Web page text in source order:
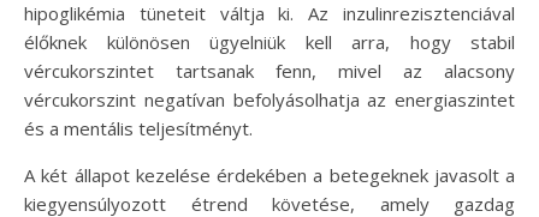
hipoglikémia tüneteit váltja ki. Az inzulinrezisztenciával
élőknek különösen ügyelniük kell arra, hogy stabil
vércukorszintet tartsanak fenn, mivel az alacsony
vércukorszint negatívan befolyásolhatja az energiaszintet
és a mentális teljesítményt.
A két állapot kezelése érdekében a betegeknek javasolt a
kiegyensúlyozott étrend követése, amely gazdag